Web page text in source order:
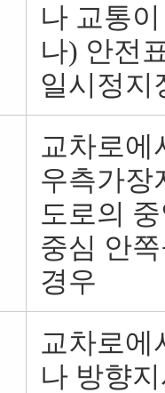
나 교통
나) 안전
일시정지
교차로에
우측가장
도로의
중심 안
경우
교차로에
나 방향